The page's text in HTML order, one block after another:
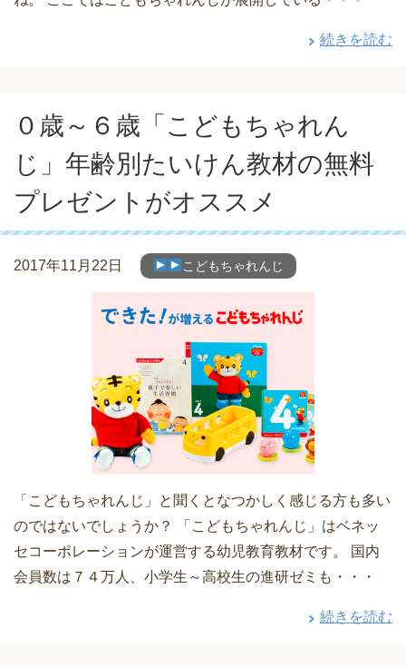
続きを読む
０歳～６歳「こどもちゃれん
じ」年齢別たいけん教材の無料
プレゼントがオススメ
2017年11月22日 こどもちゃれんじ
「こどもちゃれんじ」と聞くとなつかしく感じる方も多い
のではないでしょうか？ 「こどもちゃれんじ」はベネッ
セコーポレーションが運営する幼児教育教材です。 国内
会員数は７４万人、小学生～高校生の進研ゼミも・・・
続きを読む